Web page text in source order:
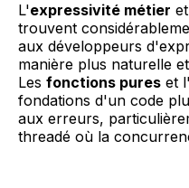
L'expressivité métier
trouvent
aux développeurs
manière plus naturelle
Les fonctions pures et l'
fondations d'un code
aux erreurs,
threadé où la